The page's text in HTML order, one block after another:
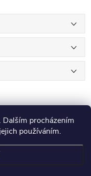
procházením
používáním.